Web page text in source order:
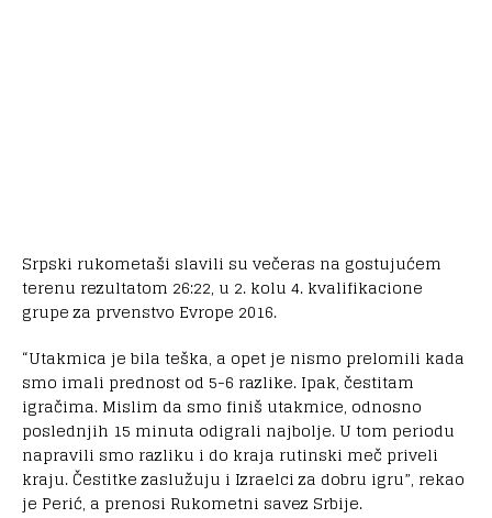
Srpski rukometaši slavili su večeras na gostujućem
terenu rezultatom 26:22, u 2. kolu 4. kvalifikacione
grupe za prvenstvo Evrope 2016.
“Utakmica je bila teška, a opet je nismo prelomili kada
smo imali prednost od 5-6 razlike. Ipak, čestitam
igračima. Mislim da smo finiš utakmice, odnosno
poslednjih 15 minuta odigrali najbolje. U tom periodu
napravili smo razliku i do kraja rutinski meč priveli
kraju. Čestitke zaslužuju i Izraelci za dobru igru”, rekao
je Perić, a prenosi Rukometni savez Srbije.